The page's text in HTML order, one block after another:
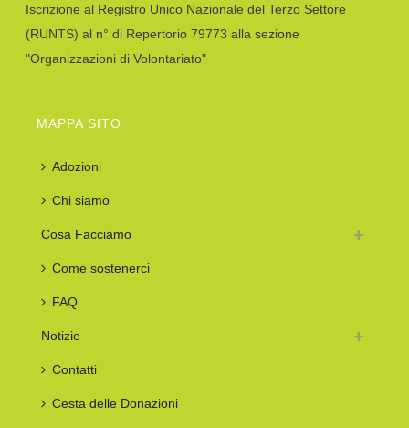
Iscrizione al Registro Unico Nazionale del Terzo Settore
(RUNTS) al n° di Repertorio 79773 alla sezione
"Organizzazioni di Volontariato"
MAPPA SITO
Adozioni
Chi siamo
Cosa Facciamo
Come sostenerci
FAQ
Notizie
Contatti
Cesta delle Donazioni